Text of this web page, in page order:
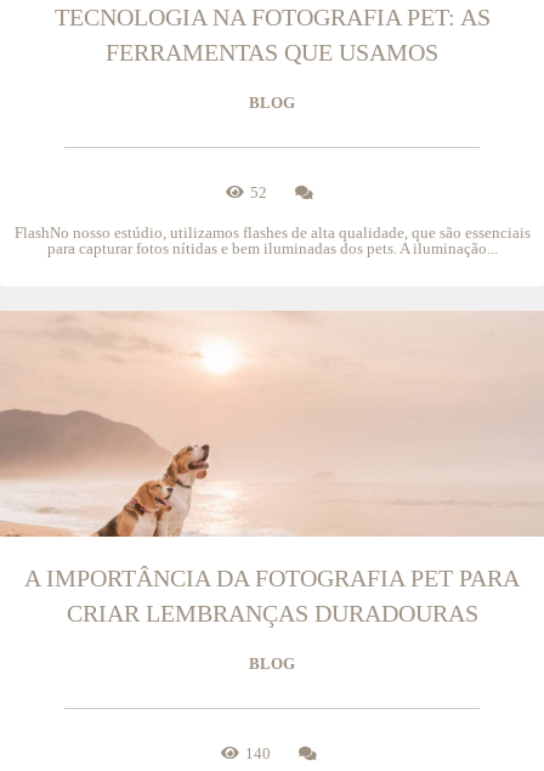
TECNOLOGIA NA FOTOGRAFIA PET: AS
FERRAMENTAS QUE USAMOS
BLOG
52
FlashNo nosso estúdio, utilizamos flashes de alta qualidade, que são essenciais
para capturar fotos nítidas e bem iluminadas dos pets. A iluminação...
A IMPORTÂNCIA DA FOTOGRAFIA PET PARA
CRIAR LEMBRANÇAS DURADOURAS
BLOG
140